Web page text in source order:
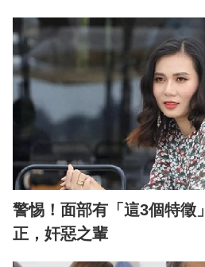
警惕！面部有「這3個特徵
正，奸惡之輩